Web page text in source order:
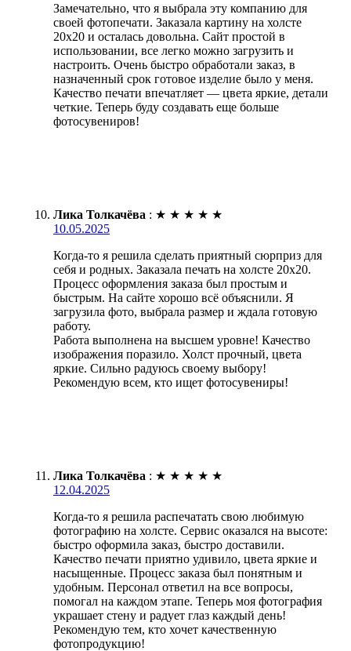
Замечательно, что я выбрала эту компанию для
своей фотопечати. Заказала картину на холсте
20х20 и осталась довольна. Сайт простой в
использовании, все легко можно загрузить и
настроить. Очень быстро обработали заказ, в
назначенный срок готовое изделие было у меня.
Качество печати впечатляет — цвета яркие, детали
четкие. Теперь буду создавать еще больше
фотосувениров!
Лика Толкачёва : ★ ★ ★ ★ ★
10.05.2025
Когда-то я решила сделать приятный сюрприз для
себя и родных. Заказала печать на холсте 20х20.
Процесс оформления заказа был простым и
быстрым. На сайте хорошо всё объяснили. Я
загрузила фото, выбрала размер и ждала готовую
работу.
Работа выполнена на высшем уровне! Качество
изображения поразило. Холст прочный, цвета
яркие. Сильно радуюсь своему выбору!
Рекомендую всем, кто ищет фотосувениры!
Лика Толкачёва : ★ ★ ★ ★ ★
12.04.2025
Когда-то я решила распечатать свою любимую
фотографию на холсте. Сервис оказался на высоте:
быстро оформила заказ, быстро доставили.
Качество печати приятно удивило, цвета яркие и
насыщенные. Процесс заказа был понятным и
удобным. Персонал ответил на все вопросы,
помогал на каждом этапе. Теперь моя фотография
украшает стену и радует глаз каждый день!
Рекомендую тем, кто хочет качественную
фотопродукцию!